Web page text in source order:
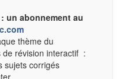
un abonnement au
thème du
de révision interactif :
sujets corrigés